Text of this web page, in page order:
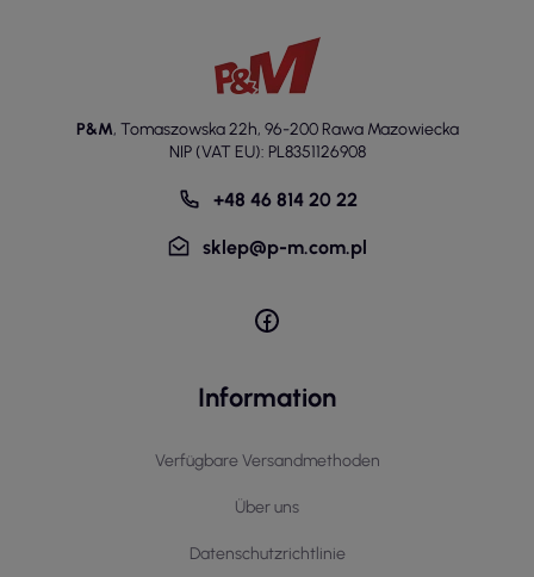
P&M, Tomaszowska 22h, 96-200 Rawa Mazowiecka
NIP (VAT EU): PL8351126908
+48 46 814 20 22
sklep@p-m.com.pl
Information
Verfügbare Versandmethoden
Über uns
Datenschutzrichtlinie